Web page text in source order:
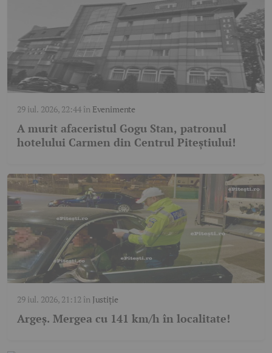
29 iul. 2026, 22:44în Evenimente
A murit afaceristul Gogu Stan, patronul
hotelului Carmen din Centrul Piteștiului!
29 iul. 2026, 21:12 în Justiție
Argeș. Mergea cu 141 km/h în localitate!